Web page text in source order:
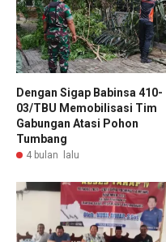
Dengan Sigap Babinsa 410-
03/TBU Memobilisasi Tim
Gabungan Atasi Pohon
Tumbang
4 bulan lalu